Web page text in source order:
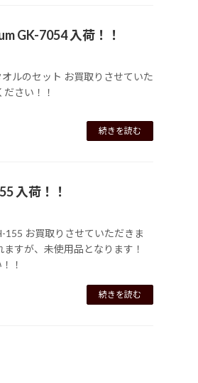
GK-7054 入荷！！
ルのセット お買取りさせていた
さい！！
続きを読む
入荷！！
155 お買取りさせていただきま
すが、未使用品となります！
！
続きを読む